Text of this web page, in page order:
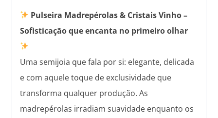
Pulseira Madrepérolas & Cristais Vinho –
Sofisticação que encanta no primeiro olhar
Uma semijoia que fala por si: elegante, delicada
e com aquele toque de exclusividade que
transforma qualquer produção. As
madrepérolas irradiam suavidade enquanto os